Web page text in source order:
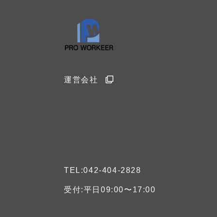
運営会社
TEL:042-404-2828
受付:平日09:00〜17:00